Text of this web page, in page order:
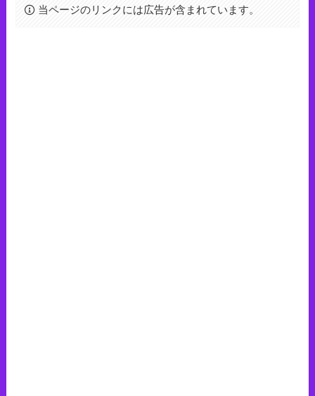
当ページのリンクには広告が含まれています。